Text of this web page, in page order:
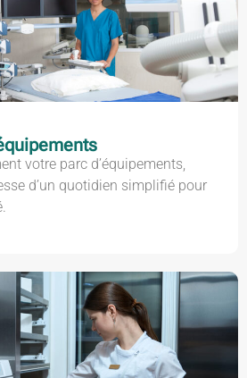
votre parc d’équipements,
d’un quotidien simplifié pour